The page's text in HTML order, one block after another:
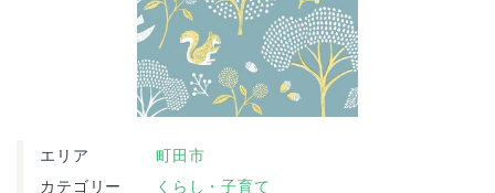
エリア 町田市
カテゴリー くらし・子育て